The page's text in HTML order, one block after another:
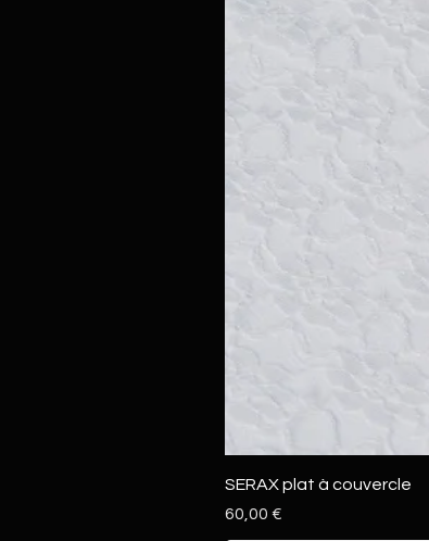
SERAX plat à couvercle
Prix
60,00 €